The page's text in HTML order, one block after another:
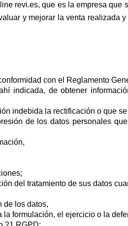
revi.es, que es la empresa
y mejorar la venta realizada
con el Reglamento
indicada, de obtener
indebida la rectificación o que
de los datos personales
del tratamiento de sus datos
de los datos,
formulación, el ejercicio o la